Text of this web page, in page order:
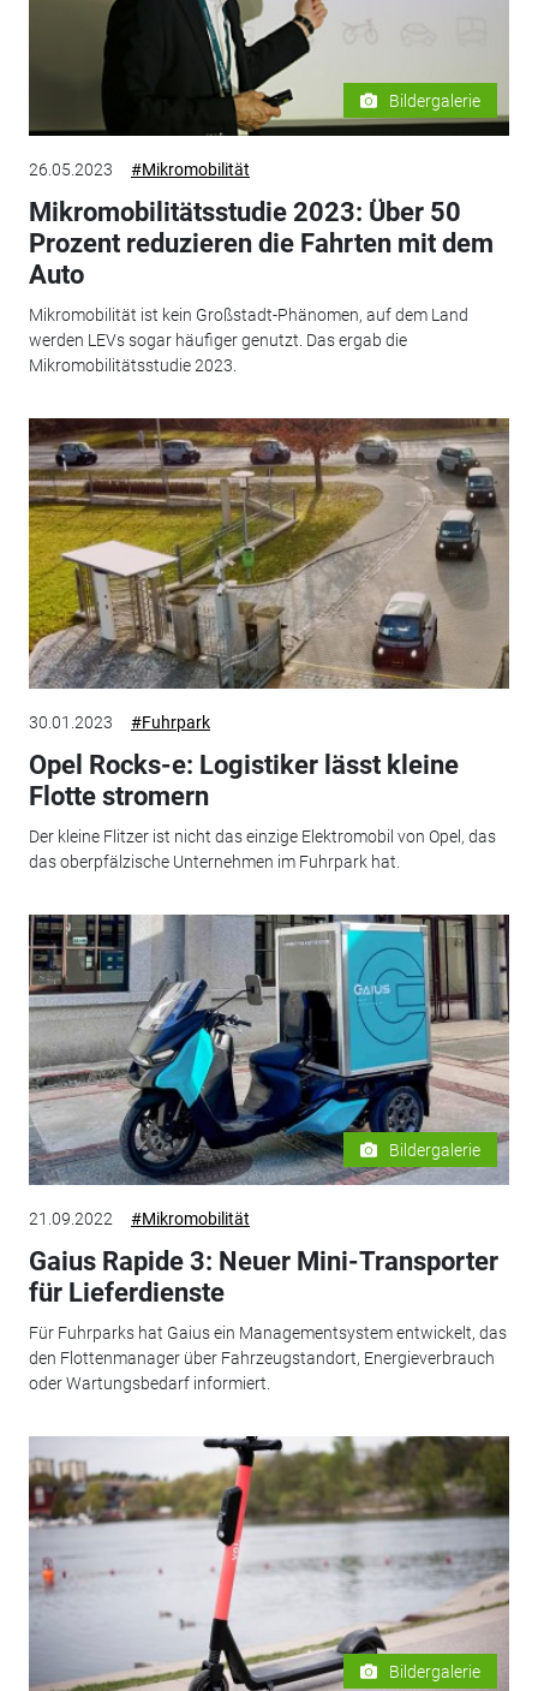
Bildergalerie
26.05.2023 #Mikromobilität
Mikromobilitätsstudie 2023: Über 50
Prozent reduzieren die Fahrten mit dem
Auto
Mikromobilität ist kein Großstadt-Phänomen, auf dem Land
werden LEVs sogar häufiger genutzt. Das ergab die
Mikromobilitätsstudie 2023.
30.01.2023 #Fuhrpark
Opel Rocks-e: Logistiker lässt kleine
Flotte stromern
Der kleine Flitzer ist nicht das einzige Elektromobil von Opel, das
das oberpfälzische Unternehmen im Fuhrpark hat.
Bildergalerie
21.09.2022 #Mikromobilität
Gaius Rapide 3: Neuer Mini-Transporter
für Lieferdienste
Für Fuhrparks hat Gaius ein Managementsystem entwickelt, das
den Flottenmanager über Fahrzeugstandort, Energieverbrauch
oder Wartungsbedarf informiert.
Bildergalerie